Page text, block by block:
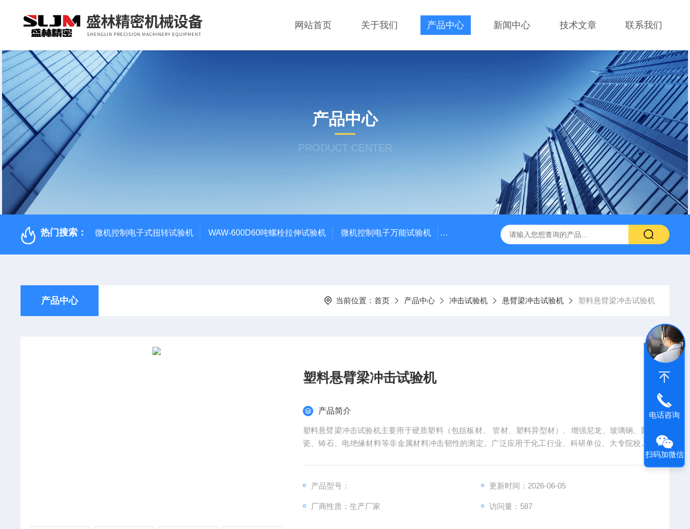
网站首页 关于我们 产品中心 新闻中心 技术文章 联系我们
产品中心
PRODUCT CENTER
热门搜索： 微机控制电子式扭转试验机 WAW-600D60吨螺栓拉伸试验机 微机控制电子万能试验机 盛林碳硫高速分析仪 CMT4504盛林5吨万能拉力试验机
产品中心 当前位置： 首页 产品中心 冲击试验机 悬臂梁冲击试验机 塑料悬臂梁冲击试验机
塑料悬臂梁冲击试验机
产品简介
塑料悬臂梁冲击试验机主要用于硬质塑料（包括板材、 管材、塑料异型材）、增强尼龙、玻璃钢、陶
瓷、铸石、电绝缘材料等非金属材料冲击韧性的测定。广泛应用于化工行业、科研单位、大专院校质
产品型号： 更新时间：2026-06-05
厂商性质：生产厂家 访问量：587
电话咨询
扫码加微信